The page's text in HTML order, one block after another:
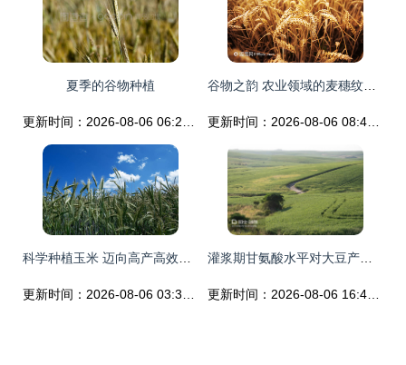
夏季的谷物种植